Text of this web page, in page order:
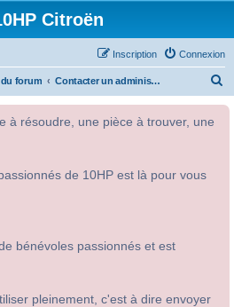
Citroën
Connexion
Inscription
forum Contacter un administrateur du forum
à résoudre, une pièce à trouver, une
de 10HP est là pour vous
bénévoles passionnés et est
pleinement, c'est à dire envoyer